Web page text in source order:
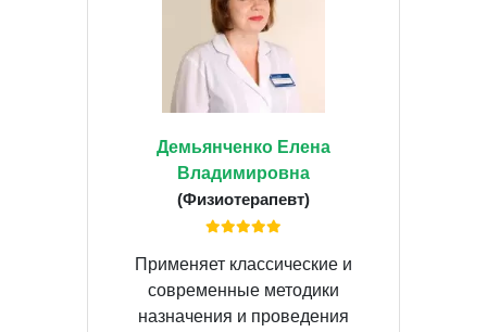
Демьянченко Елена
Владимировна
(Физиотерапевт)
Применяет классические и
современные методики
назначения и проведения